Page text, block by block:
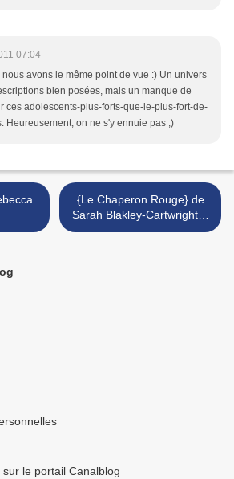
07:04
nous avons le même point de vue :) Un univers
bien posées, mais un manque de
ces adolescents-plus-forts-que-le-plus-fort-de-
Heureusement, on ne s'y ennuie pas ;)
{Le Chaperon Rouge} de
Sarah Blakley-Cartwright &
David Leslie Johnson >
le portail Canalblog